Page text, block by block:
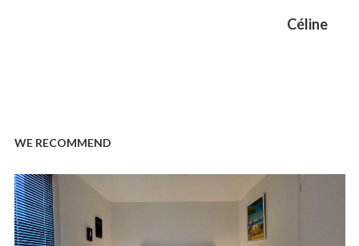
Céline
WE RECOMMEND